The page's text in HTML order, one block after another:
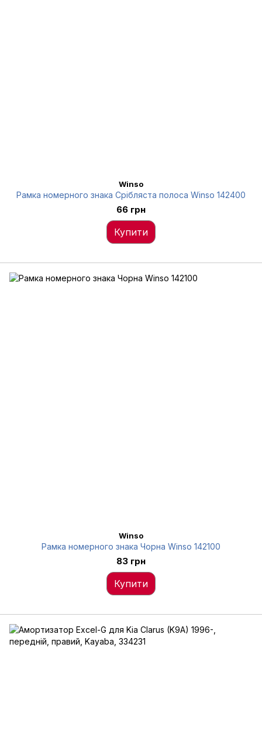
Winso
Рамка номерного знака Срібляста полоса Winso 142400
66 грн
Купити
Winso
Рамка номерного знака Чорна Winso 142100
83 грн
Купити